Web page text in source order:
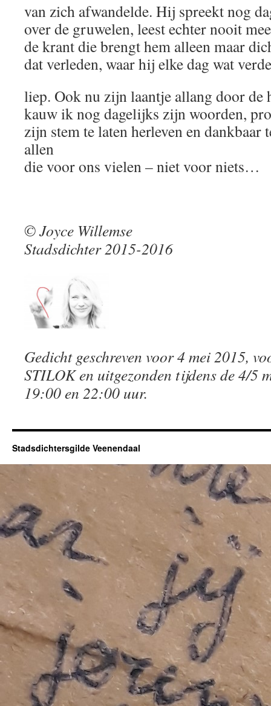
van zich afwandelde. Hij spreekt nog
over de gruwelen, leest echter nooit
de krant die brengt hem alleen maar
dat verleden, waar hij elke dag wat
liep. Ook nu zijn laantje allang door de
kauw ik nog dagelijks zijn woorden,
zijn stem te laten herleven en dankbaar
allen
die voor ons vielen – niet voor niets…
© Joyce Willemse
Stadsdichter 2015-2016
Gedicht geschreven voor 4 mei 2015,
STILOK en uitgezonden tijdens de 4/5
19:00 en 22:00 uur.
Stadsdichtersgilde Veenendaal